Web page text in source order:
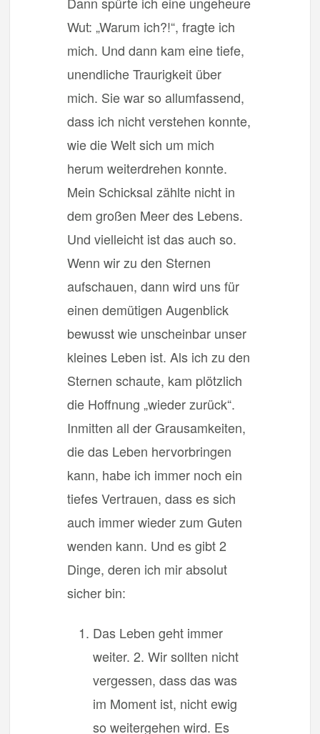
Wut: „Warum ich?!“, fragte ich
mich. Und dann kam eine tiefe,
unendliche Traurigkeit über
mich. Sie war so allumfassend,
dass ich nicht verstehen konnte,
wie die Welt sich um mich
herum weiterdrehen konnte.
Mein Schicksal zählte nicht in
dem großen Meer des Lebens.
Und vielleicht ist das auch so.
Wenn wir zu den Sternen
aufschauen, dann wird uns für
einen demütigen Augenblick
bewusst wie unscheinbar unser
kleines Leben ist. Als ich zu den
Sternen schaute, kam plötzlich
die Hoffnung „wieder zurück“.
Inmitten all der Grausamkeiten,
die das Leben hervorbringen
kann, habe ich immer noch ein
tiefes Vertrauen, dass es sich
auch immer wieder zum Guten
wenden kann. Und es gibt 2
Dinge, deren ich mir absolut
sicher bin:
Das Leben geht immer
weiter. 2. Wir sollten nicht
vergessen, dass das was
im Moment ist, nicht ewig
so weitergehen wird. Es